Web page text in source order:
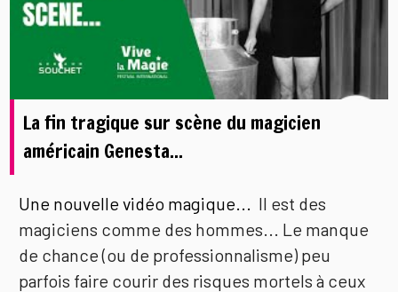
La fin tragique sur scène du magicien
américain Genesta...
Une nouvelle vidéo magique... Il est des
magiciens comme des hommes... Le manque
de chance (ou de professionnalisme) peu
parfois faire courir des risques mortels à ceux